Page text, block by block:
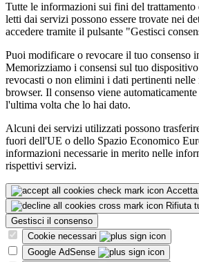
Tutte le informazioni sui fini del trattamento
letti dai servizi possono essere trovate nei
accedere tramite il pulsante "Gestisci
Puoi modificare o revocare il tuo consenso
Memorizziamo i consensi sul tuo
revocasti o non elimini i dati pertinenti nelle
browser. Il consenso viene
l'ultima volta che lo hai dato.
Alcuni dei servizi utilizzati possono
fuori dell'UE o dello Spazio Economico
informazioni necessarie in merito nelle
rispettivi servizi.
Rifiuta
Gestisci il consenso
Cookie necessari
Google AdSense